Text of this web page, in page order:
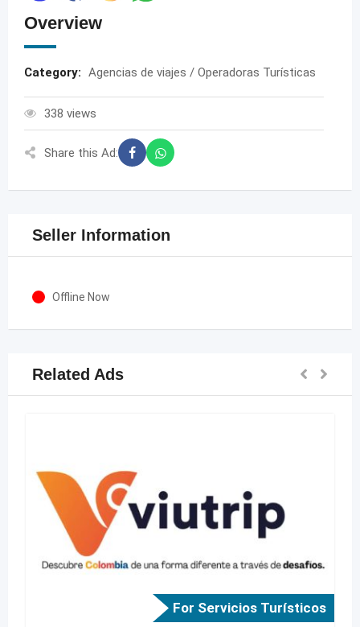
Overview
Category: Agencias de viajes / Operadoras Turísticas
338 views
Share this Ad:
Seller Information
Offline Now
Related Ads
For Servicios Turísticos